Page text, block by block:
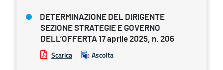
DETERMINAZIONE DEL DIRIGENTE
SEZIONE STRATEGIE E GOVERNO
DELL’OFFERTA 17 aprile 2025, n. 206
Scarica Ascolta